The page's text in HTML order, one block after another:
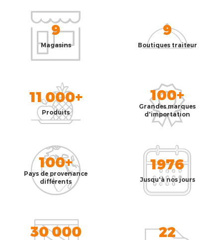
9
Magasins
9
Boutiques traiteur
11 000+
Produits
100+
Grandes marques
d'importation
100+
Pays de provenance
différents
1976
Jusqu'à nos jours
30 000 22